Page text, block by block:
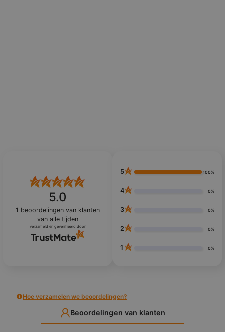
5.0
1 beoordelingen van klanten
van alle tijden
verzameld en geverifieerd door
5 100%
4 0%
3 0%
2 0%
1 0%
Hoe verzamelen we beoordelingen?
Beoordelingen van klanten